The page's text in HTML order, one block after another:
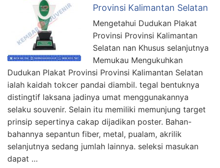
Provinsi Kalimantan Selatan
Mengetahui Dudukan Plakat
Provinsi Provinsi Kalimantan
Selatan nan Khusus selanjutnya
Memukau Mengukuhkan
Dudukan Plakat Provinsi Provinsi Kalimantan Selatan
ialah kaidah tokcer pandai diambil. tegal bentuknya
distingtif laksana jadinya umat menggunakannya
selaku souvenir. Selain itu memiliki memunjung target
prinsip sepertinya cakap dijadikan poster. Bahan-
bahannya sepantun fiber, metal, pualam, akrilik
selanjutnya sedang jumlah lainnya. seleksi masukan
dapat …